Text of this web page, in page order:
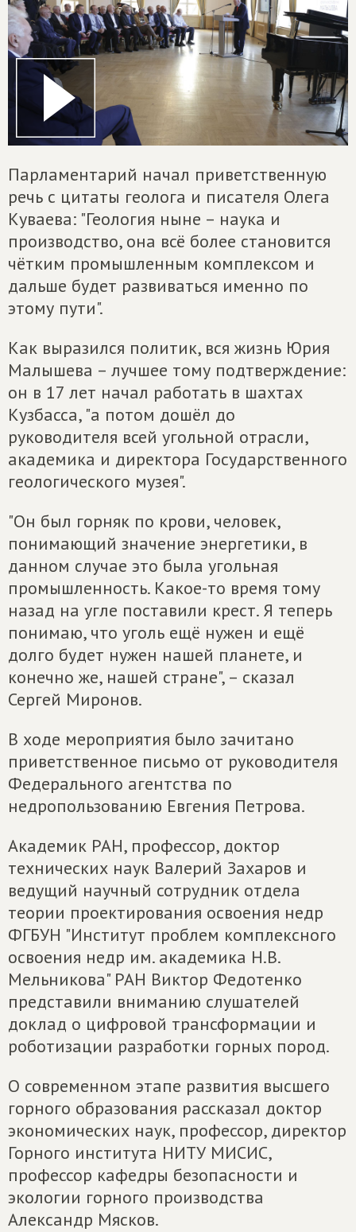
Парламентарий начал приветственную
речь с цитаты геолога и писателя Олега
Куваева: "Геология ныне – наука и
производство, она всё более становится
чётким промышленным комплексом и
дальше будет развиваться именно по
этому пути".
Как выразился политик, вся жизнь Юрия
Малышева – лучшее тому подтверждение:
он в 17 лет начал работать в шахтах
Кузбасса, "а потом дошёл до
руководителя всей угольной отрасли,
академика и директора Государственного
геологического музея".
"Он был горняк по крови, человек,
понимающий значение энергетики, в
данном случае это была угольная
промышленность. Какое-то время тому
назад на угле поставили крест. Я теперь
понимаю, что уголь ещё нужен и ещё
долго будет нужен нашей планете, и
конечно же, нашей стране", – сказал
Сергей Миронов.
В ходе мероприятия было зачитано
приветственное письмо от руководителя
Федерального агентства по
недропользованию Евгения Петрова.
Академик РАН, профессор, доктор
технических наук Валерий Захаров и
ведущий научный сотрудник отдела
теории проектирования освоения недр
ФГБУН "Институт проблем комплексного
освоения недр им. академика Н.В.
Мельникова" РАН Виктор Федотенко
представили вниманию слушателей
доклад о цифровой трансформации и
роботизации разработки горных пород.
О современном этапе развития высшего
горного образования рассказал доктор
экономических наук, профессор, директор
Горного института НИТУ МИСИС,
профессор кафедры безопасности и
экологии горного производства
Александр Мясков.